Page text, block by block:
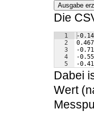
Ausgabe
Die
1
2
3
4
5
-
-
-
-
Dabei
Wert